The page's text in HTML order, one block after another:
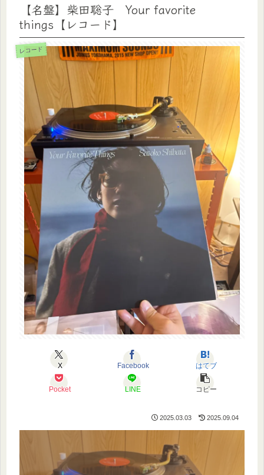
【名盤】柴田聡子 Your favorite
things【レコード】
レコード
X Facebook はてブ
Pocket LINE コピー
2025.03.03 2025.09.04